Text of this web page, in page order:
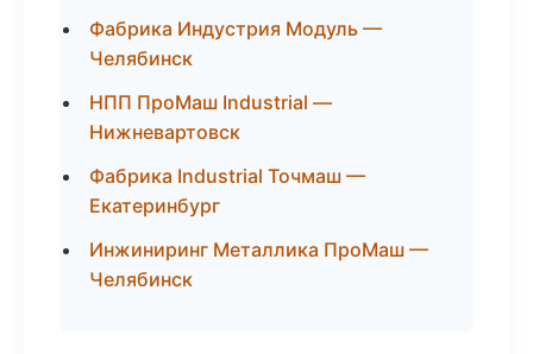
Фабрика Индустрия Модуль —
Челябинск
НПП ПроМаш Industrial —
Нижневартовск
Фабрика Industrial Точмаш —
Екатеринбург
Инжиниринг Металлика ПроМаш —
Челябинск